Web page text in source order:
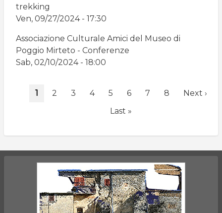
trekking
Ven, 09/27/2024 - 17:30
Associazione Culturale Amici del Museo di
Poggio Mirteto - Conferenze
Sab, 02/10/2024 - 18:00
Pagina
1 Page
2 Page
3 Page
4 Page
5 Page
6 Page
7 Page
8
Pagina
Next ›
Ultima
Last »